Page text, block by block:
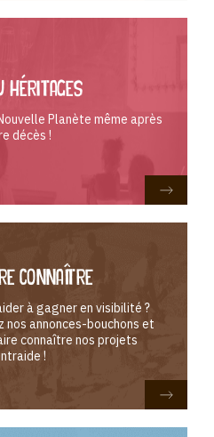
héritages
Planète même après
décès !
connaître
à gagner en visibilité ?
annonces-bouchons et
connaître nos projets
!